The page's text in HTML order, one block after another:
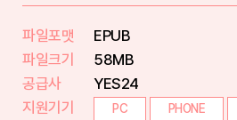
파일포맷
EPUB
파일크기
58MB
공급사
YES24
지원기기
PC PHONE